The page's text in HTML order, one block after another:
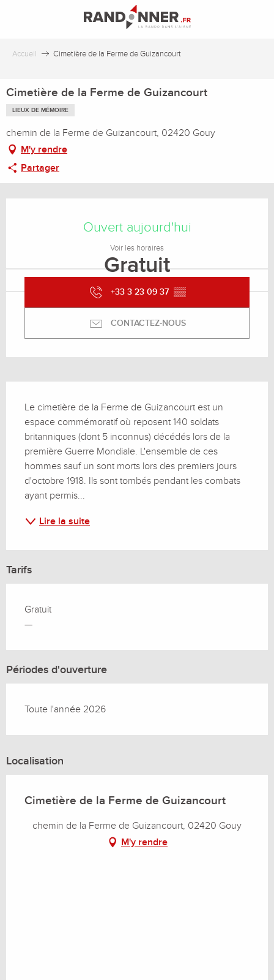
principal
Accueil Cimetière de la Ferme de Guizancourt
Cimetière de la Ferme de Guizancourt
LIEUX DE MÉMOIRE
chemin de la Ferme de Guizancourt, 02420 Gouy
M'y rendre
Partager
Ouvert aujourd'hui
Voir les horaires
Gratuit
+33 3 23 09 37 ▒▒
CONTACTEZ-NOUS
Le cimetière de la Ferme de Guizancourt est un
espace commémoratif où reposent 140 soldats
britanniques (dont 5 inconnus) décédés lors de la
première Guerre Mondiale. L'ensemble de ces
hommes sauf un sont morts lors des premiers jours
d'octobre 1918. Ils sont tombés pendant les combats
ayant permis...
Lire la suite
Tarifs
Gratuit
—
Périodes d'ouverture
Toute l'année 2026
Localisation
Cimetière de la Ferme de Guizancourt
chemin de la Ferme de Guizancourt, 02420 Gouy
M'y rendre